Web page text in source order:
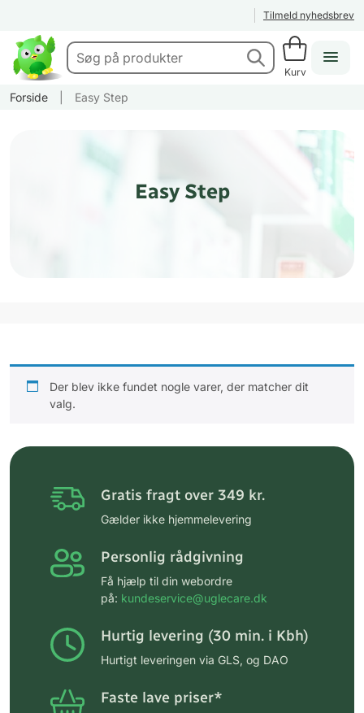
Tilmeld nyhedsbrev
Kurv
Forside Easy Step
Easy Step
Der blev ikke fundet nogle varer, der matcher dit
valg.
Gratis fragt over 349 kr.
Gælder ikke hjemmelevering
Personlig rådgivning
Få hjælp til din webordre
på: kundeservice@uglecare.dk
Hurtig levering (30 min. i Kbh)
Hurtigt leveringen via GLS, og DAO
Faste lave priser*